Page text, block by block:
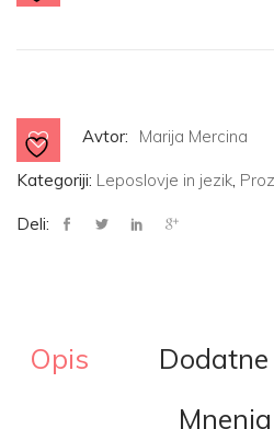
Avtor: Marija Mercina
Kategoriji: Leposlovje in jezik
Deli:
Opis